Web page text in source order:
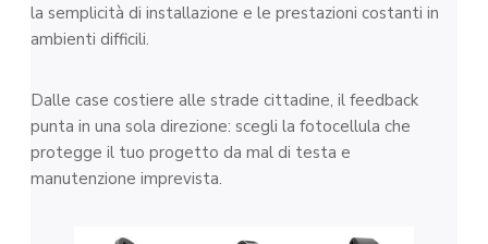
la semplicità di installazione e le prestazioni costanti in
ambienti difficili.
Dalle case costiere alle strade cittadine, il feedback
punta in una sola direzione: scegli la fotocellula che
protegge il tuo progetto da mal di testa e
manutenzione imprevista.